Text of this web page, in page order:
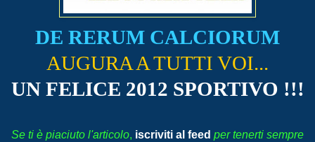
DE RERUM CALCIORUM
AUGURA A TUTTI VOI...
UN FELICE 2012 SPORTIVO !!!
Se ti è piaciuto l'articolo, iscriviti al feed per tenerti sempre